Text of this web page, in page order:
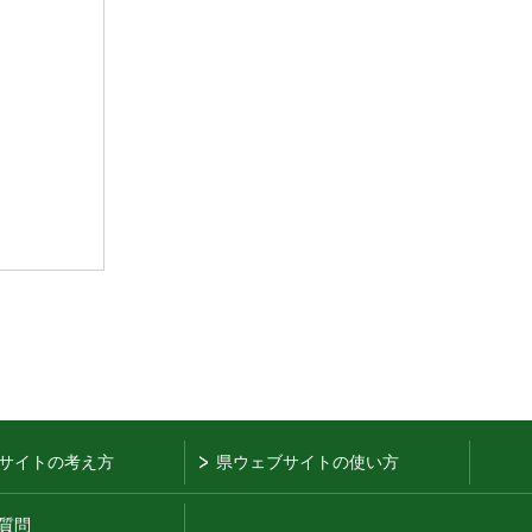
イトの考え方 県ウェブサイトの使い方
問